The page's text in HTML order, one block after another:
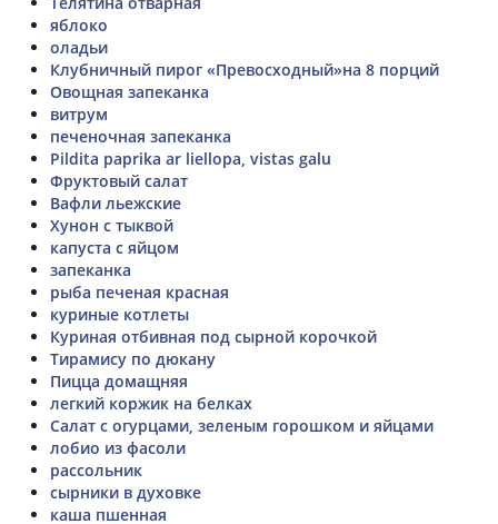
яблоко
оладьи
Клубничный пирог «Превосходный»на 8 порций
Овощная запеканка
витрум
печеночная запеканка
Pildita paprika ar liellopa, vistas galu
Фруктовый салат
Вафли льежские
Хунон с тыквой
капуста с яйцом
запеканка
рыба печеная красная
куриные котлеты
Куриная отбивная под сырной корочкой
Тирамису по дюкану
Пицца домащняя
легкий коржик на белках
Салат с огурцами, зеленым горошком и яйцами
лобио из фасоли
рассольник
сырники в духовке
каша пшенная